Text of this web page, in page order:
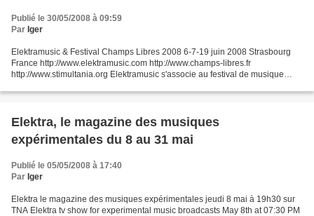
Publié le 30/05/2008 à 09:59
Par Iger
Elektramusic & Festival Champs Libres 2008 6-7-19 juin 2008 Strasbourg
France http://www.elektramusic.com http://www.champs-libres.fr
http://www.stimultania.org Elektramusic s'associe au festival de musique
Elektra, le magazine des musiques
expérimentales du 8 au 31 mai
Publié le 05/05/2008 à 17:40
Par Iger
Elektra le magazine des musiques expérimentales jeudi 8 mai à 19h30 sur
TNA Elektra tv show for experimental music broadcasts May 8th at 07:30 PM